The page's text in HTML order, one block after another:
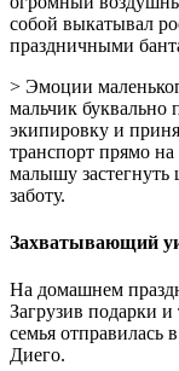
собой выкатывал
праздничными
> Эмоции
мальчик буквально
экипировку и
транспорт прямо
малышу
заботу.
Захватывающий
На домашнем
Загрузив подарки
семья отправилась
Диего.